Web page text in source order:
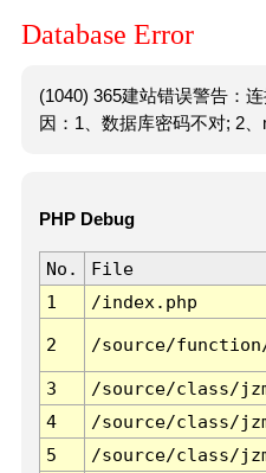
Database Error
(1040) 365建站错误警告：
因：1、数据库密码不对; 2、
PHP Debug
No. File
1
/index.php
2 /source/
3 /source/class/
4
/source/class/
5
/source/class/